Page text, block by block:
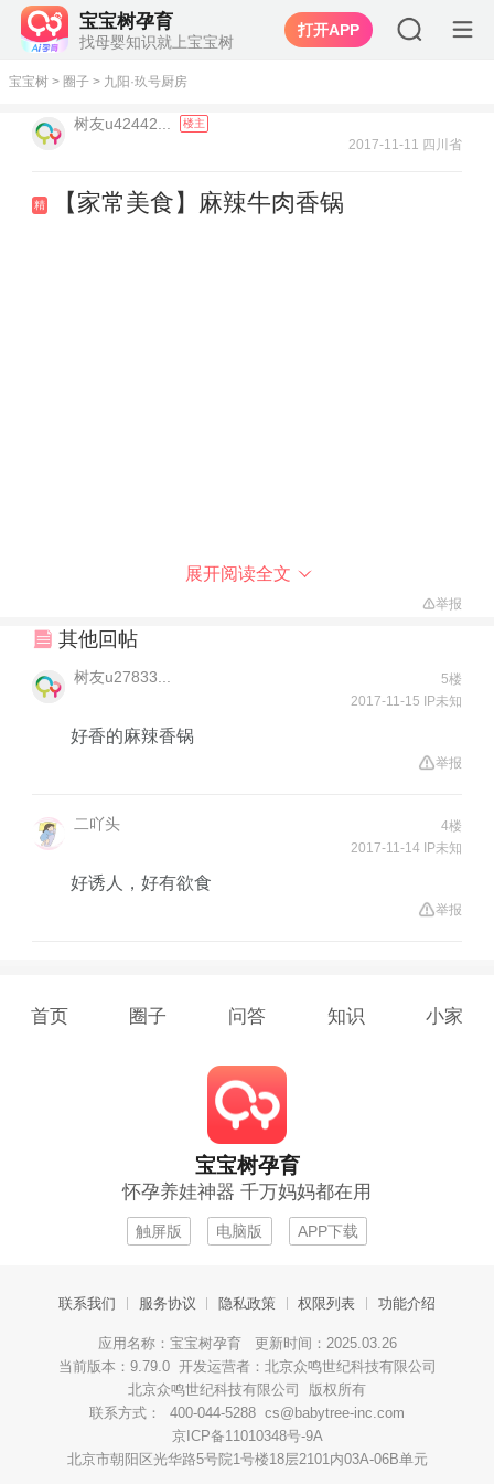
宝宝树孕育
找母婴知识就上宝宝树
打开APP
宝宝树 > 圈子 > 九阳·玖号厨房
树友u42442... 楼主
2017-11-11 四川省
精 【家常美食】麻辣牛肉香锅
展开阅读全文
举报
其他回帖
树友u27833...
5楼
2017-11-15 IP未知
好香的麻辣香锅
举报
二吖头
4楼
2017-11-14 IP未知
好诱人，好有欲食
举报
首页 圈子 问答 知识 小家
宝宝树孕育
怀孕养娃神器 千万妈妈都在用
触屏版 电脑版 APP下载
联系我们 服务协议 隐私政策 权限列表 功能介绍
应用名称：宝宝树孕育 更新时间：2025.03.26
当前版本：9.79.0 开发运营者：北京众鸣世纪科技有限公司
北京众鸣世纪科技有限公司 版权所有
联系方式： 400-044-5288 cs@babytree-inc.com
京ICP备11010348号-9A
北京市朝阳区光华路5号院1号楼18层2101内03A-06B单元